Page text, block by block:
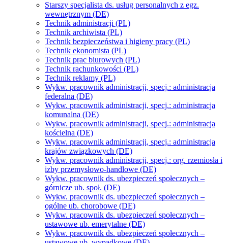
Starszy specjalista ds. usług personalnych z egz.
wewnętrznym (DE)
Technik administracji (PL)
Technik archiwista (PL)
Technik bezpieczeństwa i higieny pracy (PL)
Technik ekonomista (PL)
Technik prac biurowych (PL)
Technik rachunkowości (PL)
Technik reklamy (PL)
Wykw. pracownik administracji, specj.: administracja
federalna (DE)
Wykw. pracownik administracji, specj.: administracja
komunalna (DE)
Wykw. pracownik administracji, specj.: administracja
kościelna (DE)
Wykw. pracownik administracji, specj.: administracja
krajów związkowych (DE)
Wykw. pracownik administracji, specj.: org. rzemiosła i
izby przemysłowo-handlowe (DE)
Wykw. pracownik ds. ubezpieczeń społecznych –
górnicze ub. społ. (DE)
Wykw. pracownik ds. ubezpieczeń społecznych –
ogólne ub. chorobowe (DE)
Wykw. pracownik ds. ubezpieczeń społecznych –
ustawowe ub. emerytalne (DE)
Wykw. pracownik ds. ubezpieczeń społecznych –